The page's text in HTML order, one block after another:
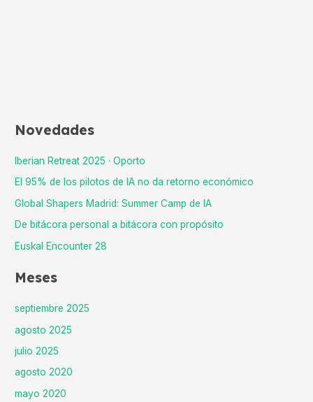
Novedades
Iberian Retreat 2025 · Oporto
El 95% de los pilotos de IA no da retorno económico
Global Shapers Madrid: Summer Camp de IA
De bitácora personal a bitácora con propósito
Euskal Encounter 28
Meses
septiembre 2025
agosto 2025
julio 2025
agosto 2020
mayo 2020